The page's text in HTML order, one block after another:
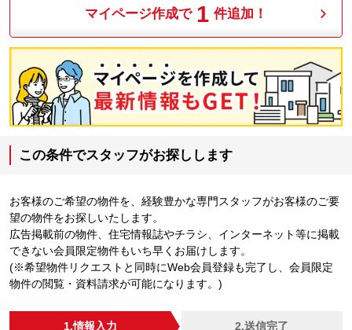
マイページ作成で 1 件追加！
この条件でスタッフがお探しします
お客様のご希望の物件を、経験豊かな専門スタッフがお客様のご要
望の物件をお探しいたします。
広告掲載前の物件、住宅情報誌やチラシ、インターネット等に掲載
できない会員限定物件もいち早くお届けします。
(※希望物件リクエストと同時にWeb会員登録も完了し、会員限定
物件の閲覧・資料請求が可能になります。)
1.情報入力 2.送信完了